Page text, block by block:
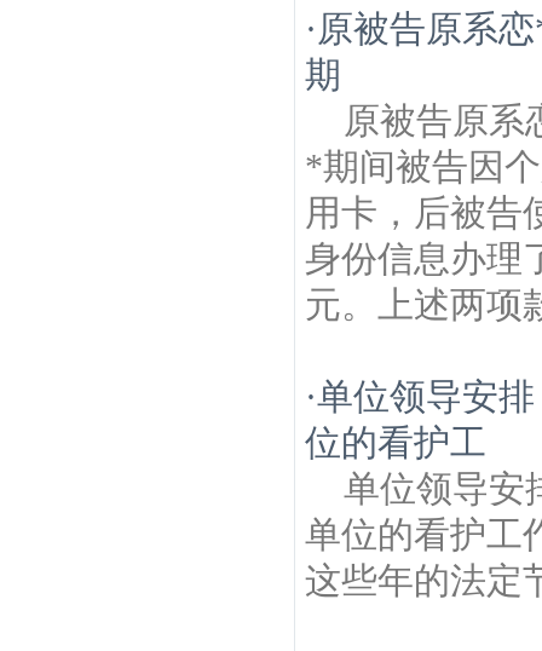
·原被告原系
期
原被告原系
*期间被告因
用卡，后被告
身份信息办理
元。上述两项
·单位领导安
位的看护工
单位领导安
单位的看护工
这些年的法定